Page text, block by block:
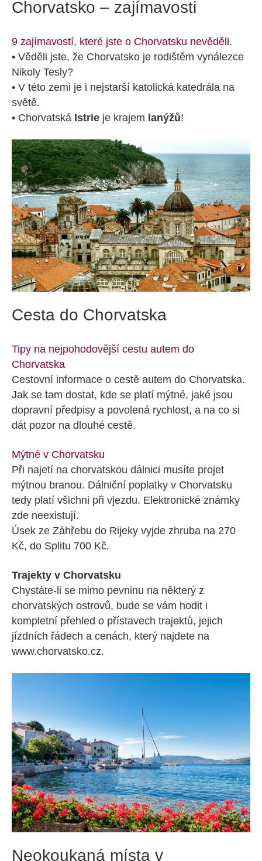
Chorvatsko – zajímavosti
9 zajímavostí, které jste o Chorvatsku nevěděli.
• Věděli jste, že Chorvatsko je rodištěm vynálezce
Nikoly Tesly?
• V této zemi je i nejstarší katolická katedrála na
světě.
• Chorvatská Istrie je krajem lanýžů!
Cesta do Chorvatska
Tipy na nejpohodovější cestu autem do
Chorvatska
Cestovní informace o cestě autem do Chorvatska.
Jak se tam dostat, kde se platí mýtné, jaké jsou
dopravní předpisy a povolená rychlost, a na co si
dát pozor na dlouhé cestě.
Mýtné v Chorvatsku
Při najetí na chorvatskou dálnici musíte projet
mýtnou branou. Dálniční poplatky v Chorvatsku
tedy platí všichni při vjezdu. Elektronické známky
zde neexistují.
Úsek ze Záhřebu do Rijeky vyjde zhruba na 270
Kč, do Splitu 700 Kč.
Trajekty v Chorvatsku
Chystáte-li se mimo pevninu na některý z
chorvatských ostrovů, bude se vám hodit i
kompletní přehled o přístavech trajektů, jejich
jízdních řádech a cenách, který najdete na
www.chorvatsko.cz.
Neokoukaná místa v